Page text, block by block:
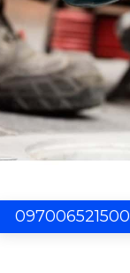
097006521500